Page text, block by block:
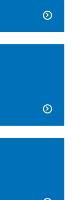

